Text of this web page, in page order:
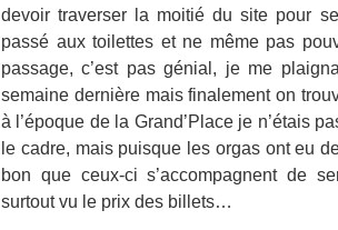
devoir traverser la moitié du site pour
passé aux toilettes et ne même pas
passage, c’est pas génial, je me
semaine dernière mais finalement on
à l’époque de la Grand’Place je n’étais
le cadre, mais puisque les orgas ont eu
bon que ceux-ci s’accompagnent de
surtout vu le prix des billets…